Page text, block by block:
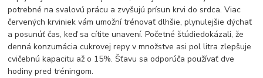
potrebné na svalovú prácu a zvyšujú prísun krvi do srdca. Viac
červených krviniek vám umožní trénovať dlhšie, plynulejšie dýchať
a posunúť čas, keď sa cítite unavení. Početné štúdiedokázali, že
denná konzumácia cukrovej repy v množstve asi pol litra zlepšuje
cvičebnú kapacitu až o 15%. Šťavu sa odporúča používať dve
hodiny pred tréningom.